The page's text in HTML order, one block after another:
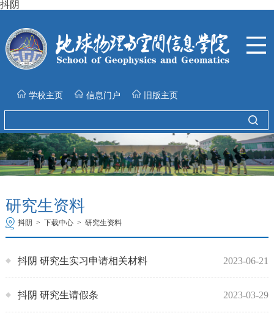
抖阴
学校主页 信息门户 旧版主页
研究生资料
抖阴 > 下载中心 > 研究生资料
抖阴 研究生实习申请相关材料 2023-06-21
抖阴 研究生请假条 2023-03-29